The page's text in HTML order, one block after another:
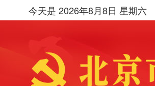
今天是 2026年8月8日 星期六